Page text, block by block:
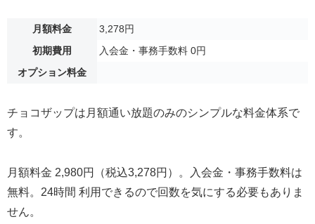
月額料金
3,278円
初期費用
入会金・事務手数料 0円
オプション料金
チョコザップは月額通い放題のみのシンプルな料金体系で
す。
月額料金 2,980円（税込3,278円）。入会金・事務手数料は
無料。24時間 利用できるので回数を気にする必要もありま
せん。